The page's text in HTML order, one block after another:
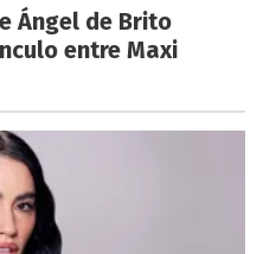
Ángel de Brito
entre Maxi